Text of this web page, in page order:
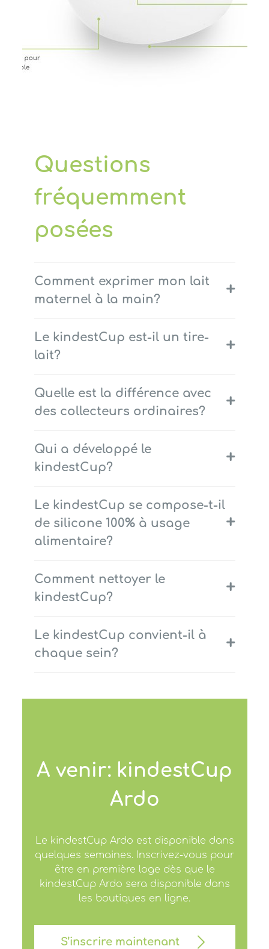
Questions
fréquemment
posées
Comment exprimer mon lait
maternel à la main?
+
Le kindestCup est-il un tire-
lait?
+
Quelle est la différence avec
des collecteurs ordinaires?
+
Qui a développé le
kindestCup?
+
Le kindestCup se compose-t-il
de silicone 100% à usage
alimentaire?
+
Comment nettoyer le
kindestCup?
+
Le kindestCup convient-il à
chaque sein?
+
A venir: kindestCup
Ardo
Le kindestCup Ardo est disponible dans
quelques semaines. Inscrivez-vous pour
être en première loge dès que le
kindestCup Ardo sera disponible dans
les boutiques en ligne.
S’inscrire maintenant